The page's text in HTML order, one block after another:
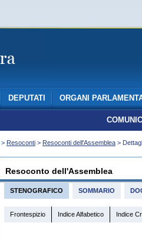
DEPUTATI ORGANI
> Resoconti > Resoconti dell'Assemblea >
Resoconto dell'Assemblea
STENOGRAFICO SOMMARIO
Frontespizio Indice Alfabetico Indice